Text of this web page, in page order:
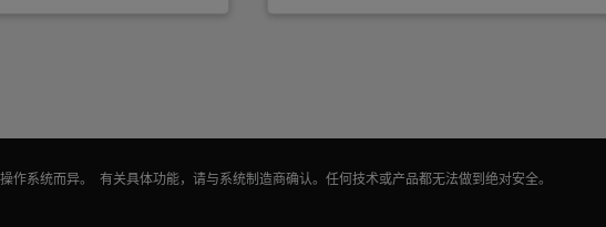
系统而异。 有关具体功能，请与系统制造商确认。任何技术或产品都无法做到绝对安全。